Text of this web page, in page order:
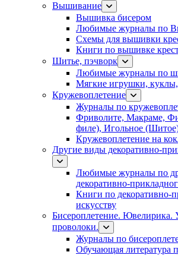
Вышивание
Вышивка бисером
Любимые журналы по
Схемы для вышивки
Книги по вышивке
Шитье, пэчворк
Любимые журналы по
Мягкие игрушки, куклы,
Кружевоплетение
Журналы по
Фриволите, Макраме,
филе), Игольное
Кружевоплетение на
Другие виды декоративно-
Любимые журналы по
декоративно-
Книги по декоративно-
искусству
Бисероплетение. Ювелирика.
проволоки.
Журналы по
Обучающая литература